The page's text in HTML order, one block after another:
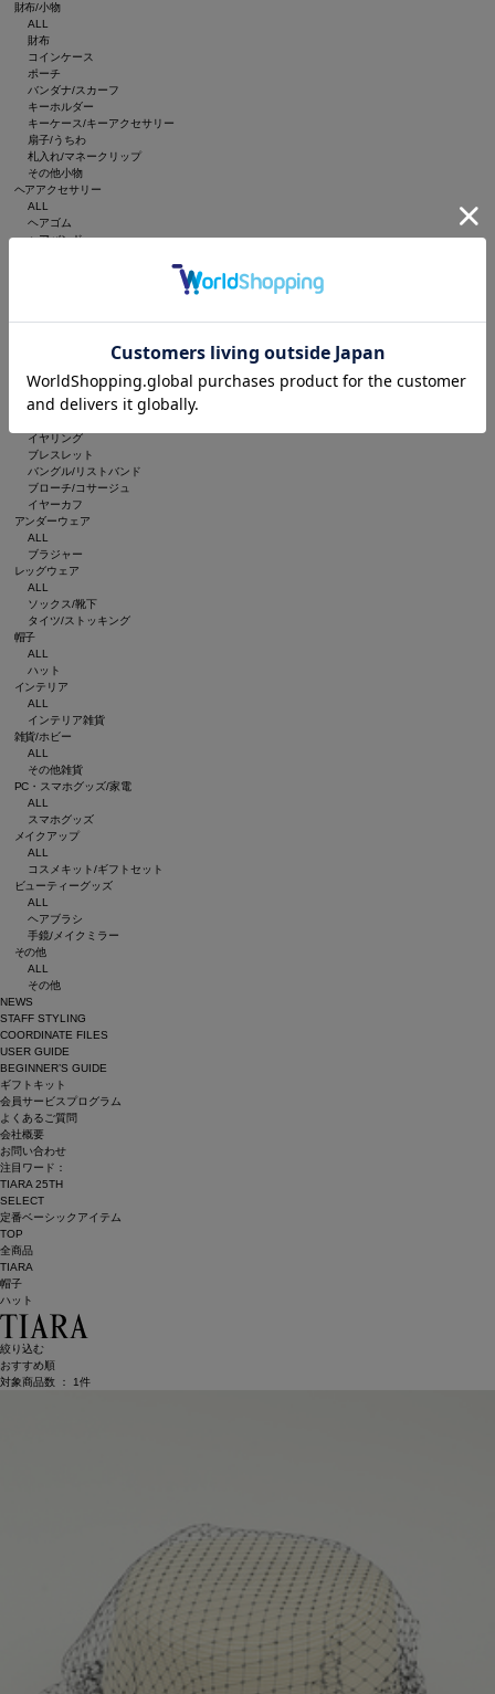
財布/小物
ALL
財布
コインケース
ポーチ
バンダナ/スカーフ
キーホルダー
キーケース/キーアクセサリー
扇子/うちわ
札入れ/マネークリップ
その他小物
ヘアアクセサリー
ALL
ヘアゴム
ヘアバンド
ヘアピン
ネックレス
リング
ピアス（両耳用）
イヤリング
ブレスレット
バングル/リストバンド
ブローチ/コサージュ
イヤーカフ
アンダーウェア
ALL
ブラジャー
レッグウェア
ALL
ソックス/靴下
タイツ/ストッキング
帽子
ALL
ハット
インテリア
ALL
インテリア雑貨
雑貨/ホビー
ALL
その他雑貨
PC・スマホグッズ/家電
ALL
スマホグッズ
メイクアップ
ALL
コスメキット/ギフトセット
ビューティーグッズ
ALL
ヘアブラシ
手鏡/メイクミラー
その他
ALL
その他
NEWS
STAFF STYLING
COORDINATE FILES
USER GUIDE
BEGINNER’S GUIDE
ギフトキット
会員サービスプログラム
よくあるご質問
会社概要
お問い合わせ
注目ワード：
TIARA 25TH
SELECT
定番ベーシックアイテム
TOP
全商品
TIARA
帽子
ハット
絞り込む
おすすめ順
対象商品数 ： 1件